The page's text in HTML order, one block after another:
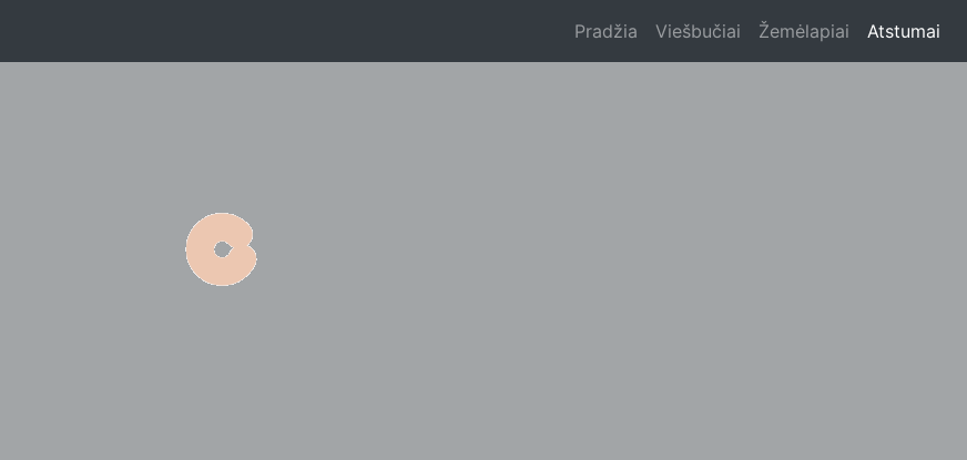
Pradžia Viešbučiai Žemėlapiai Atstumai